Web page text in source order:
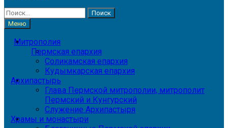
Найти:
Меню
Митрополия
Пермская епархия
Соликамская епархия
Кудымкарская епархия
Архипастырь
Глава Пермской митрополии, митрополит
Пермский и Кунгурский
Служение Архипастыря
Храмы и монастыри